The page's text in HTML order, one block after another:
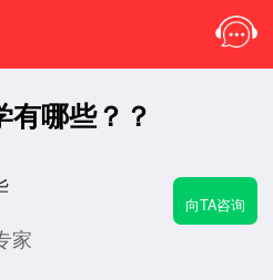
哪些？？
家
向TA咨询